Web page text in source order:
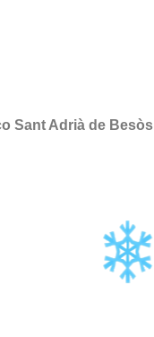
Sant Adrià de Besòs